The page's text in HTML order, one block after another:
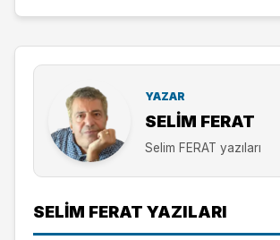
YAZAR
SELIM FERAT
Selim FERAT yazıları
SELIM FERAT YAZILARI